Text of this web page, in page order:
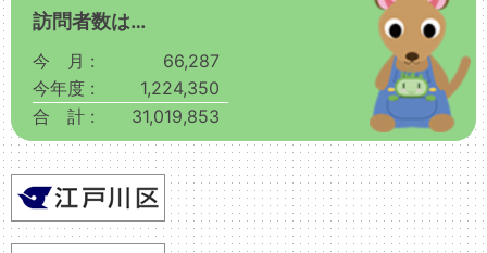
訪問者数は…
今 月 :
66,287
今年度 :
1,224,350
合 計 :
31,019,853